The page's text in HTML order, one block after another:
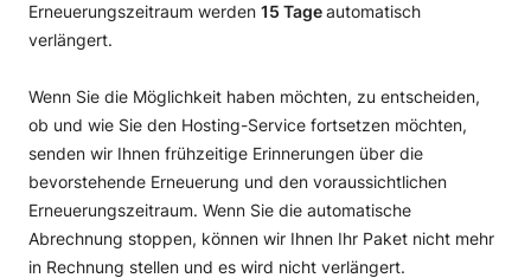
Erneuerungszeitraum werden 15 Tageautomatisch
verlängert.
Wenn Sie die Möglichkeit haben möchten, zu entscheiden,
ob und wie Sie den Hosting-Service fortsetzen möchten,
senden wir Ihnen frühzeitige Erinnerungen über die
bevorstehende Erneuerung und den voraussichtlichen
Erneuerungszeitraum. Wenn Sie die automatische
Abrechnung stoppen, können wir Ihnen Ihr Paket nicht mehr
in Rechnung stellen und es wird nicht verlängert.